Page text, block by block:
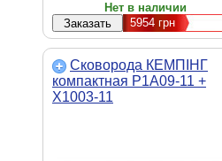
Нет в наличии
5954 грн
Сковорода КЕМПІНГ
компактная P1A09-11 +
X1003-11